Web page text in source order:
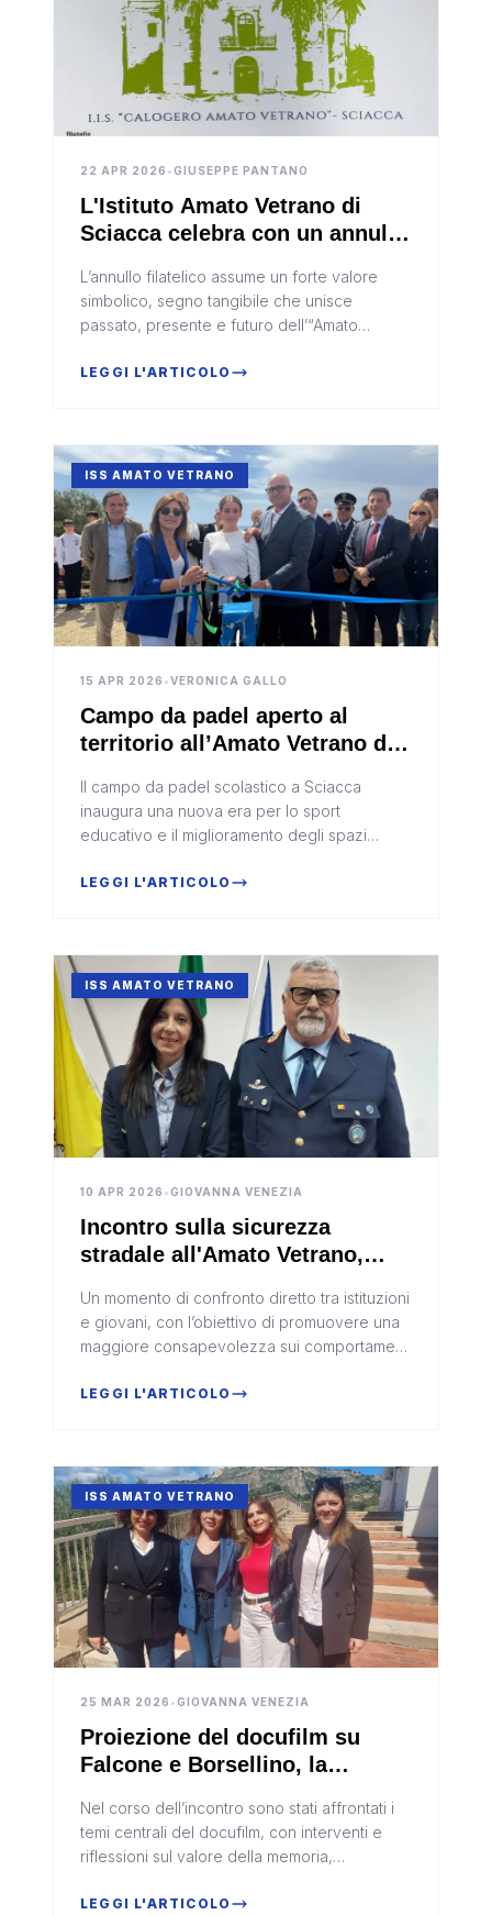
22 APR 2026 •GIUSEPPE PANTANO
L'Istituto Amato Vetrano di
Sciacca celebra con un annullo
dalla fondazione
L’annullo filatelico assume un forte valore
simbolico, segno tangibile che unisce
passato, presente e futuro dell’“Amato
LEGGI L'ARTICOLO
ISS AMATO VETRANO
15 APR 2026 •VERONICA GALLO
Campo da padel aperto al
territorio all’Amato Vetrano di
Il campo da padel scolastico a Sciacca
inaugura una nuova era per lo sport
educativo e il miglioramento degli spazi
LEGGI L'ARTICOLO
ISS AMATO VETRANO
10 APR 2026 •GIOVANNA VENEZIA
Incontro sulla sicurezza
stradale all'Amato Vetrano,
"L'imprudenza alla base di tanti
incidenti" (Video)
Un momento di confronto diretto tra istituzioni
e giovani, con l’obiettivo di promuovere una
maggiore consapevolezza sui comportamenti
quotidiana
LEGGI L'ARTICOLO
ISS AMATO VETRANO
25 MAR 2026 •GIOVANNA VENEZIA
Proiezione del docufilm su
Falcone e Borsellino, la
"Chiedere i diritti, no i favori"
(Video)
Nel corso dell’incontro sono stati affrontati i
temi centrali del docufilm, con interventi e
riflessioni sul valore della memoria,
sull’eredità
LEGGI L'ARTICOLO